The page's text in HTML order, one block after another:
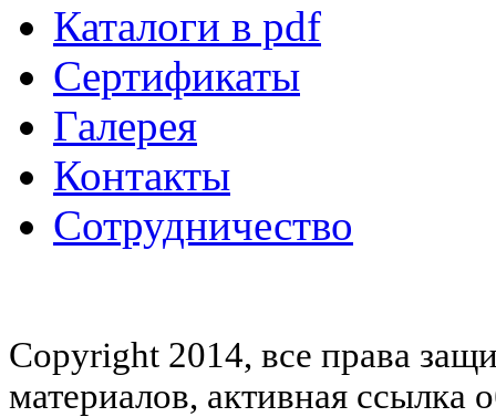
Каталоги в pdf
Сертификаты
Галерея
Контакты
Сотрудничество
Copyright 2014, все права
материалов, активная ссылка